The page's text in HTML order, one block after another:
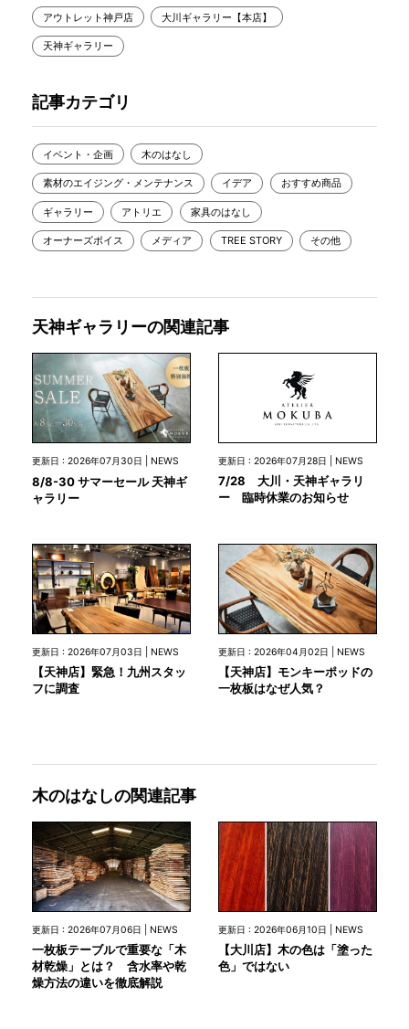
アウトレット神戸店 大川ギャラリー【本店】
天神ギャラリー
記事カテゴリ
イベント・企画 木のはなし
素材のエイジング・メンテナンス イデア おすすめ商品
ギャラリー アトリエ 家具のはなし
オーナーズボイス メディア TREE STORY その他
天神ギャラリーの関連記事
更新日 : 2026年07月30日 | NEWS
8/8-30 サマーセール 天神ギ
ャラリー
更新日 : 2026年07月28日 | NEWS
7/28 大川・天神ギャラリ
ー 臨時休業のお知らせ
更新日 : 2026年07月03日 | NEWS
【天神店】緊急！九州スタッ
フに調査
更新日 : 2026年04月02日 | NEWS
【天神店】モンキーポッドの
一枚板はなぜ人気？
木のはなしの関連記事
更新日 : 2026年07月06日 | NEWS
一枚板テーブルで重要な「木
材乾燥」とは？ 含水率や乾
燥方法の違いを徹底解説
更新日 : 2026年06月10日 | NEWS
【大川店】木の色は「塗った
色」ではない